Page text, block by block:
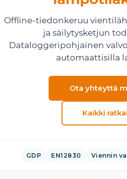
Offline-tiedonkeruu
ja säilytysketjun
Dataloggeripohjainen
automaattisilla
Ota yhteyttä
Kaikki
GDP EN12830 Viennin